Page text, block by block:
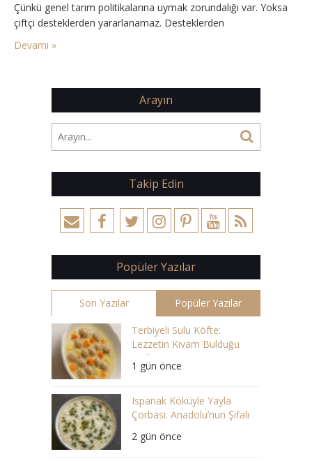
Çünkü genel tarım politikalarına uymak zorundalığı var. Yoksa
çiftçi desteklerden yararlanamaz. Desteklerden
Devamı »
Arayın
Takip Edin
Popüler Yazılar
Son Yazılar Popüler Yazılar
Terbiyeli Sulu Köfte:
Lezzetin Kıvam Bulduğu
Çorba
1 gün önce
Ispanak Köküyle Yayla
Çorbası: Anadolu’nun Şifalı
2 gün önce